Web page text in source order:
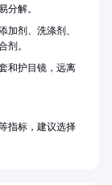
分解。
加剂、洗涤剂、
剂。
和护目镜，远离
指标，建议选择